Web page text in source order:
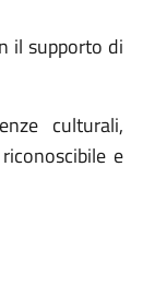
il supporto di
culturali,
e